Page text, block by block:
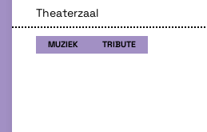
Theaterzaal
MUZIEK TRIBUTE